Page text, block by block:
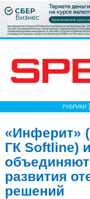
РУБРИКИ
«Инферит»
ГК Softline)
развития
решений